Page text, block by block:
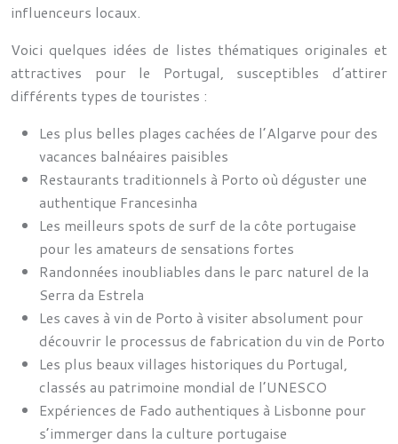
influenceurs locaux.
Voici quelques idées de listes thématiques originales et
attractives pour le Portugal, susceptibles d’attirer
différents types de touristes :
Les plus belles plages cachées de l’Algarve pour des
vacances balnéaires paisibles
Restaurants traditionnels à Porto où déguster une
authentique Francesinha
Les meilleurs spots de surf de la côte portugaise
pour les amateurs de sensations fortes
Randonnées inoubliables dans le parc naturel de la
Serra da Estrela
Les caves à vin de Porto à visiter absolument pour
découvrir le processus de fabrication du vin de Porto
Les plus beaux villages historiques du Portugal,
classés au patrimoine mondial de l’UNESCO
Expériences de Fado authentiques à Lisbonne pour
s’immerger dans la culture portugaise